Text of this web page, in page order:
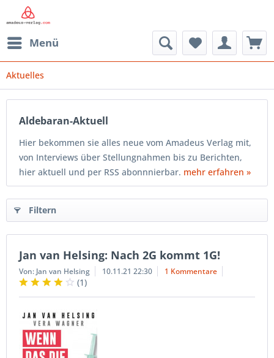
Menü
Aktuelles
Aldebaran-Aktuell
Hier bekommen sie alles neue vom Amadeus Verlag mit,
von Interviews über Stellungnahmen bis zu Berichten,
hier aktuell und per RSS abonnnierbar. mehr erfahren »
Filtern
Jan van Helsing: Nach 2G kommt 1G!
Von: Jan van Helsing 10.11.21 22:30 1 Kommentare
(1)